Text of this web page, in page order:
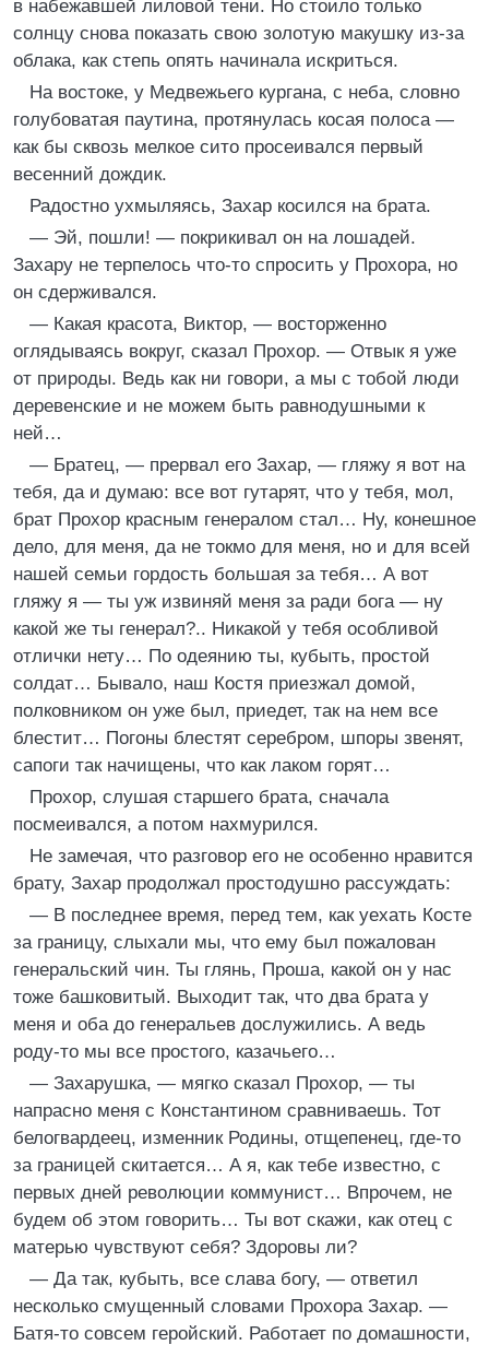
в набежавшей лиловой тени. Но стоило только
солнцу снова показать свою золотую макушку из-за
облака, как степь опять начинала искриться.
На востоке, у Медвежьего кургана, с неба, словно
голубоватая паутина, протянулась косая полоса —
как бы сквозь мелкое сито просеивался первый
весенний дождик.
Радостно ухмыляясь, Захар косился на брата.
— Эй, пошли! — покрикивал он на лошадей.
Захару не терпелось что-то спросить у Прохора, но
он сдерживался.
— Какая красота, Виктор, — восторженно
оглядываясь вокруг, сказал Прохор. — Отвык я уже
от природы. Ведь как ни говори, а мы с тобой люди
деревенские и не можем быть равнодушными к
ней…
— Братец, — прервал его Захар, — гляжу я вот на
тебя, да и думаю: все вот гутарят, что у тебя, мол,
брат Прохор красным генералом стал… Ну, конешное
дело, для меня, да не токмо для меня, но и для всей
нашей семьи гордость большая за тебя… А вот
гляжу я — ты уж извиняй меня за ради бога — ну
какой же ты генерал?.. Никакой у тебя особливой
отлички нету… По одеянию ты, кубыть, простой
солдат… Бывало, наш Костя приезжал домой,
полковником он уже был, приедет, так на нем все
блестит… Погоны блестят серебром, шпоры звенят,
сапоги так начищены, что как лаком горят…
Прохор, слушая старшего брата, сначала
посмеивался, а потом нахмурился.
Не замечая, что разговор его не особенно нравится
брату, Захар продолжал простодушно рассуждать:
— В последнее время, перед тем, как уехать Косте
за границу, слыхали мы, что ему был пожалован
генеральский чин. Ты глянь, Проша, какой он у нас
тоже башковитый. Выходит так, что два брата у
меня и оба до генеральев дослужились. А ведь
роду-то мы все простого, казачьего…
— Захарушка, — мягко сказал Прохор, — ты
напрасно меня с Константином сравниваешь. Тот
белогвардеец, изменник Родины, отщепенец, где-то
за границей скитается… А я, как тебе известно, с
первых дней революции коммунист… Впрочем, не
будем об этом говорить… Ты вот скажи, как отец с
матерью чувствуют себя? Здоровы ли?
— Да так, кубыть, все слава богу, — ответил
несколько смущенный словами Прохора Захар. —
Батя-то совсем геройский. Работает по домашности,